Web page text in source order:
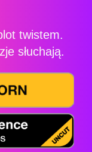
twistem.
słuchają.